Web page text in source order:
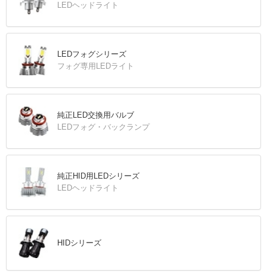
LEDヘッドライト
LEDフォグシリーズ
フォグ専用LEDライト
純正LED交換用バルブ
LEDフォグ・バックランプ
純正HID用LEDシリーズ
LEDヘッドライト
HIDシリーズ